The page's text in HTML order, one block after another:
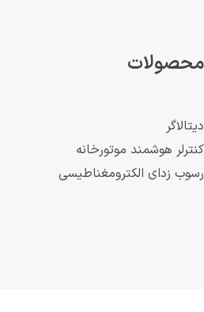
محصولات
دیتالاگر
کنترلر هوشمند موتورخانه
رسوب زدای الکترومغناطیسی